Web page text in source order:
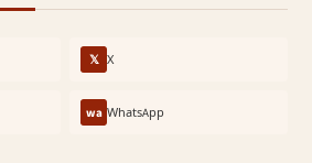
𝕏 X
wa WhatsApp